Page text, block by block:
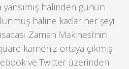
halinden günün
haline kadar her şeyi
Zaman Makinesi’nin
karneniz ortaya çıkmış
ve Twitter üzerinden